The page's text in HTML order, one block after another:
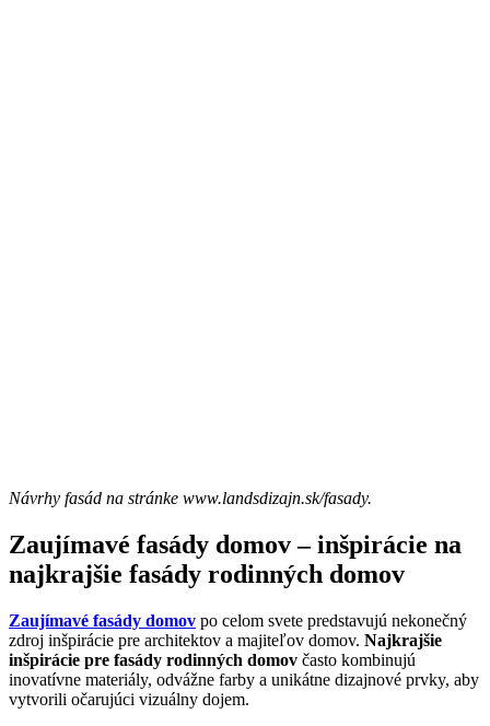
Návrhy fasád na stránke www.landsdizajn.sk/fasady.
Zaujímavé fasády domov – inšpirácie na
najkrajšie fasády rodinných domov
Zaujímavé fasády domov po celom svete predstavujú nekonečný
zdroj inšpirácie pre architektov a majiteľov domov. Najkrajšie
inšpirácie pre fasády rodinných domov často kombinujú
inovatívne materiály, odvážne farby a unikátne dizajnové prvky, aby
vytvorili očarujúci vizuálny dojem.